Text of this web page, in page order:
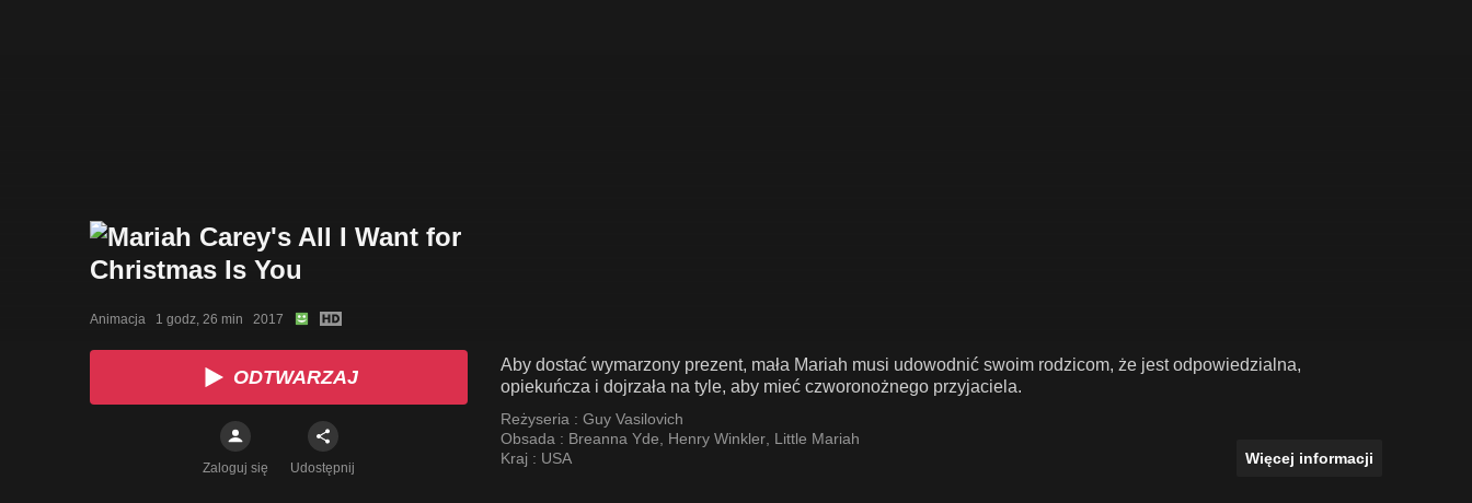
Animacja   1 godz, 26 min   2017
ODTWARZAJ
Zaloguj się Udostępnij
Aby dostać wymarzony prezent, mała Mariah musi udowodnić swoim rodzicom, że jest odpowiedzialna,
opiekuńcza i dojrzała na tyle, aby mieć czworonożnego przyjaciela.
Reżyseria : Guy Vasilovich
Obsada : Breanna Yde Henry Winkler Little Mariah
Kraj : USA Więcej informacji